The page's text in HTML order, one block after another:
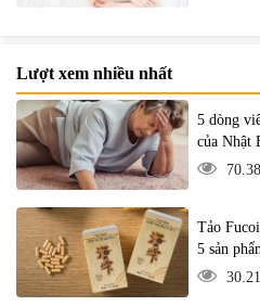
Lượt xem nhiều nhất
5 dòng
của Nhật
Tảo
5 sản